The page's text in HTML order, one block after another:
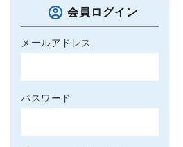
会員ログイン
メールアドレス
パスワード